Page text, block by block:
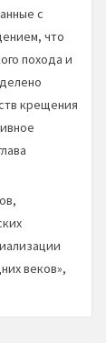
с
что
похода и
крещения
веков»,